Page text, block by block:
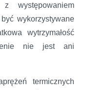
występowaniem
wykorzystywane
wytrzymałość
nie jest ani
termicznych